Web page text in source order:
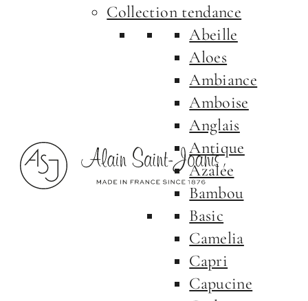
Collection tendance
Abeille
Aloes
Ambiance
Amboise
Anglais
Antique
Azalée
Bambou
Basic
Camelia
Capri
Capucine